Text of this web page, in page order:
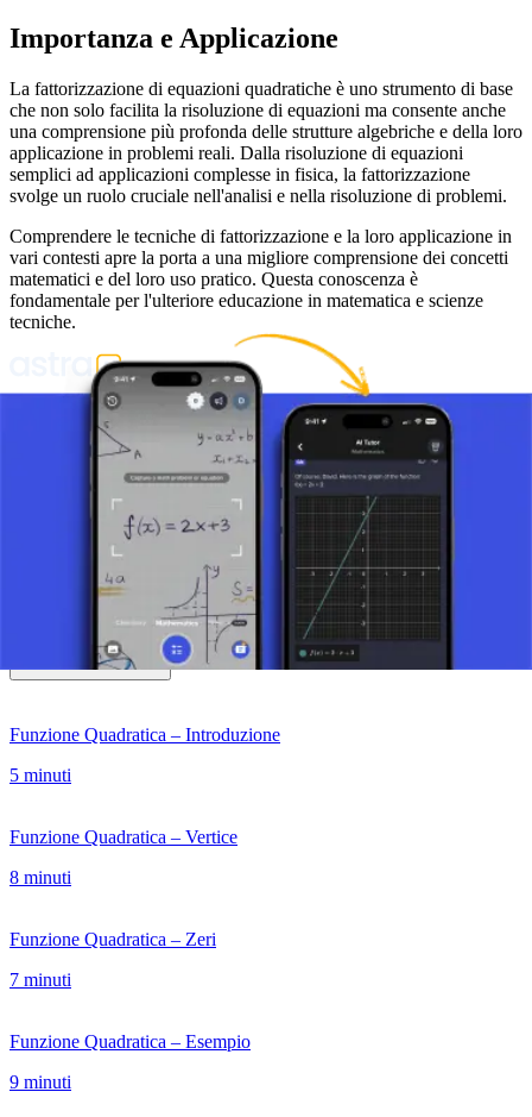
Importanza e Applicazione
La fattorizzazione di equazioni quadratiche è uno strumento di base
che non solo facilita la risoluzione di equazioni ma consente anche
una comprensione più profonda delle strutture algebriche e della loro
applicazione in problemi reali. Dalla risoluzione di equazioni
semplici ad applicazioni complesse in fisica, la fattorizzazione
svolge un ruolo cruciale nell'analisi e nella risoluzione di problemi.
Comprendere le tecniche di fattorizzazione e la loro applicazione in
vari contesti apre la porta a una migliore comprensione dei concetti
matematici e del loro uso pratico. Questa conoscenza è
fondamentale per l'ulteriore educazione in matematica e scienze
tecniche.
Scatta una foto del tuo compito e usa il tutor AI.
Funzione lineare
Funzione Quadratica – Introduzione
5 minuti
Funzione Quadratica – Vertice
8 minuti
Funzione Quadratica – Zeri
7 minuti
Funzione Quadratica – Esempio
9 minuti